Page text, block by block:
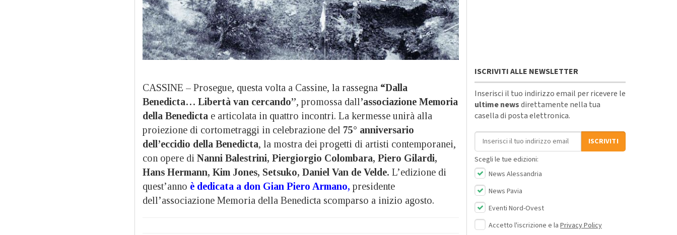
CASSINE – Prosegue, questa volta a Cassine, la rassegna “Dalla
Benedicta… Libertà van cercando”, promossa dall’associazione Memoria
della Benedicta e articolata in quattro incontri. La kermesse unirà alla
proiezione di cortometraggi in celebrazione del 75° anniversario
dell’eccidio della Benedicta, la mostra dei progetti di artisti contemporanei,
con opere di Nanni Balestrini, Piergiorgio Colombara, Piero Gilardi,
Hans Hermann, Kim Jones, Setsuko, Daniel Van de Velde. L’edizione di
quest’anno è dedicata a don Gian Piero Armano, presidente
dell’associazione Memoria della Benedicta scomparso a inizio agosto.
ISCRIVITI ALLE NEWSLETTER
Inserisci il tuo indirizzo email per ricevere le
ultime newsdirettamente nella tua
casella di posta elettronica.
Indirizzo email
ISCRIVITI
Scegli le tue edizioni:
News Alessandria
News Pavia
Eventi Nord-Ovest
Accetto l'iscrizione e la Privacy Policy